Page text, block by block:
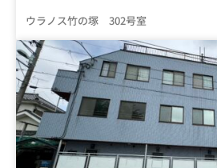
ウラノス竹の塚 302号室